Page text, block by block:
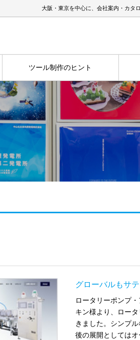
大阪・東京を中心に、会社案内・カタ
ツール制作のヒント
グローバルもサ
ロータリーポンプ
キン様より、ロー
きました。シンプ
後の展開としては